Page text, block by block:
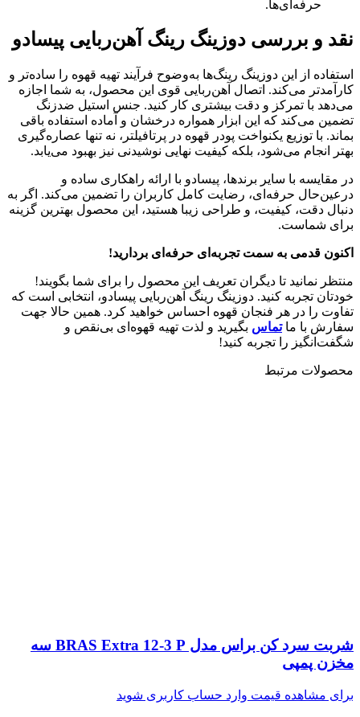
حرفه‌ای‌ها.
نقد و بررسی دوزینگ رینگ آهن‌ربایی پیسادو
استفاده از این دوزینگ رینگ‌ها به‌وضوح فرآیند تهیه قهوه را ساده‌تر و
کارآمدتر می‌کند. اتصال آهن‌ربایی قوی این محصول، به شما اجازه
می‌دهد با تمرکز و دقت بیشتری کار کنید. جنس استیل ضدزنگ
تضمین می‌کند که این ابزار همواره درخشان و آماده استفاده باقی
بماند. با توزیع یکنواخت پودر قهوه در پرتافیلتر، نه تنها عصاره‌گیری
بهتر انجام می‌شود، بلکه کیفیت نهایی نوشیدنی نیز بهبود می‌یابد.
در مقایسه با سایر برندها، پیسادو با ارائه راهکاری ساده و
درعین‌حال حرفه‌ای، رضایت کامل کاربران را تضمین می‌کند. اگر به
دنبال دقت، کیفیت، و طراحی زیبا هستید، این محصول بهترین گزینه
برای شماست.
اکنون قدمی به سمت تجربه‌ای حرفه‌ای بردارید!
منتظر نمانید تا دیگران تعریف این محصول را برای شما بگویند!
خودتان تجربه کنید. دوزینگ رینگ آهن‌ربایی پیسادو، انتخابی است که
تفاوت را در هر فنجان قهوه احساس خواهید کرد. همین حالا جهت
سفارش با ماتماس بگیرید و لذت تهیه قهوه‌ای بی‌نقص و
شگفت‌انگیز را تجربه کنید!
محصولات مرتبط
شربت سرد کن براس مدل BRAS Extra 12-3 P سه
مخزن پمپی
برای مشاهده قیمت وارد حساب کاربری شوید